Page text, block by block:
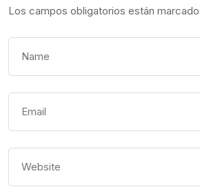
Los campos obligatorios están